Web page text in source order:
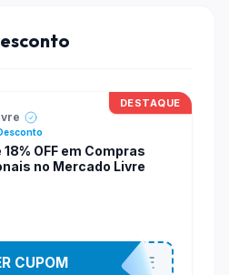
DESTAQUE
OFF em Compras
no Mercado Livre
CUPOM